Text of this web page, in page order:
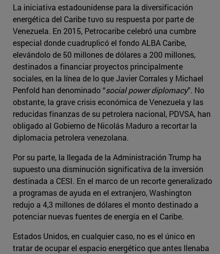
La iniciativa estadounidense para la diversificación
energética del Caribe tuvo su respuesta por parte de
Venezuela. En 2015, Petrocaribe celebró una cumbre
especial donde cuadruplicó el fondo ALBA Caribe,
elevándolo de 50 millones de dólares a 200 millones,
destinados a financiar proyectos principalmente
sociales, en la línea de lo que Javier Corrales y Michael
Penfold han denominado “social power diplomacy”. No
obstante, la grave crisis económica de Venezuela y las
reducidas finanzas de su petrolera nacional, PDVSA, han
obligado al Gobierno de Nicolás Maduro a recortar la
diplomacia petrolera venezolana.
Por su parte, la llegada de la Administración Trump ha
supuesto una disminución significativa de la inversión
destinada a CESI. En el marco de un recorte generalizado
a programas de ayuda en el extranjero, Washington
redujo a 4,3 millones de dólares el monto destinado a
potenciar nuevas fuentes de energía en el Caribe.
Estados Unidos, en cualquier caso, no es el único en
tratar de ocupar el espacio energético que antes llenaba